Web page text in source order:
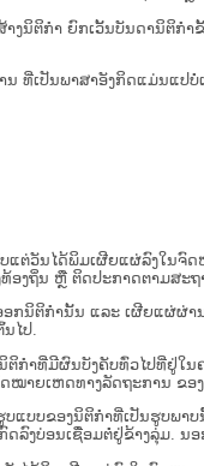
ນິ​ຕິ​ກຳ ຍົກ​ເວັ້ນ​ບັນ​ດານິ​ຕິ​ກຳ​
ທີ່ເປັນພາສາອັງກິດແມ່ນແປບໍ່
ວັນໄດ້ພິມເຜີຍແຜ່ລົງໃນຈົດ
ຖິ່ນ ຫຼື ຕິດປະກາດຕາມສະຖ
ນິຕິກໍານັ້ນ ແລະ ເຜີຍແຜ່ຜ່
ໄປ.
າທີ່ມີຜົນບັງຄັບທົ່ວໄປທີ່ຢູ່ໃ
າຍ​ເຫດ​ທາງ​ລັດ​ຖະ​ການ ຂອ
ແບບຂອງນິຕິກໍາທີ່ເປັນຮູບ
ລົງບ່ອນເຊື່ອມຕໍ່ຢູ່ຂ້າງລຸ່ມ.